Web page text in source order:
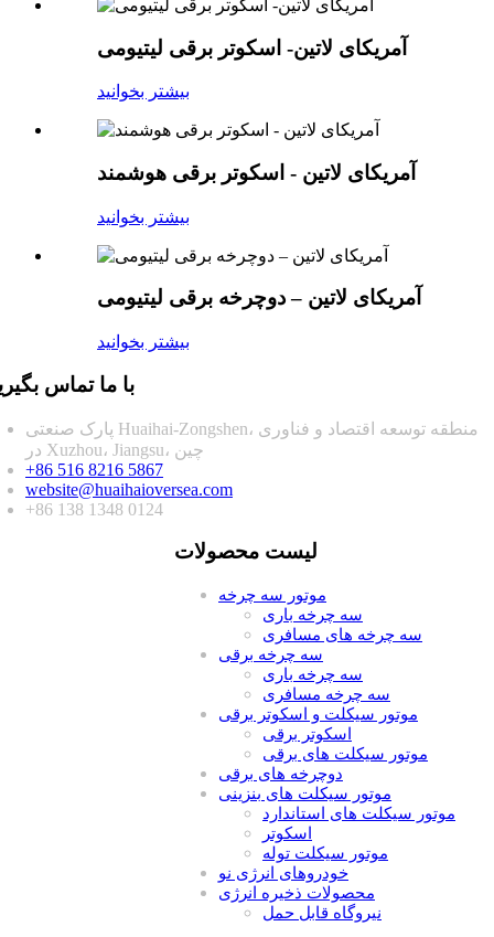
آمریکای لاتین- اسکوتر برقی لیتیومی
بیشتر بخوانید
آمریکای لاتین - اسکوتر برقی هوشمند
بیشتر بخوانید
آمریکای لاتین – دوچرخه برقی لیتیومی
بیشتر بخوانید
با ما تماس
پارک صنعتی Huaihai-Zongshen، منطقه توسعه اقتصاد و فناوری
در Xuzhou، Jiangsu، چین
+86 516 8216 5867
website@huaihaioversea.com
+86 138 1348 0124
لیست محصولات
موتور سه چرخه
سه چرخه باری
سه چرخه های مسافری
سه چرخه برقی
سه چرخه باری
سه چرخه مسافری
موتور سیکلت و اسکوتر برقی
اسکوتر برقی
موتور سیکلت های برقی
دوچرخه های برقی
موتور سیکلت های بنزینی
موتور سیکلت های استاندارد
اسکوتر
موتور سیکلت توله
خودروهای انرژی نو
محصولات ذخیره انرژی
نیروگاه قابل حمل